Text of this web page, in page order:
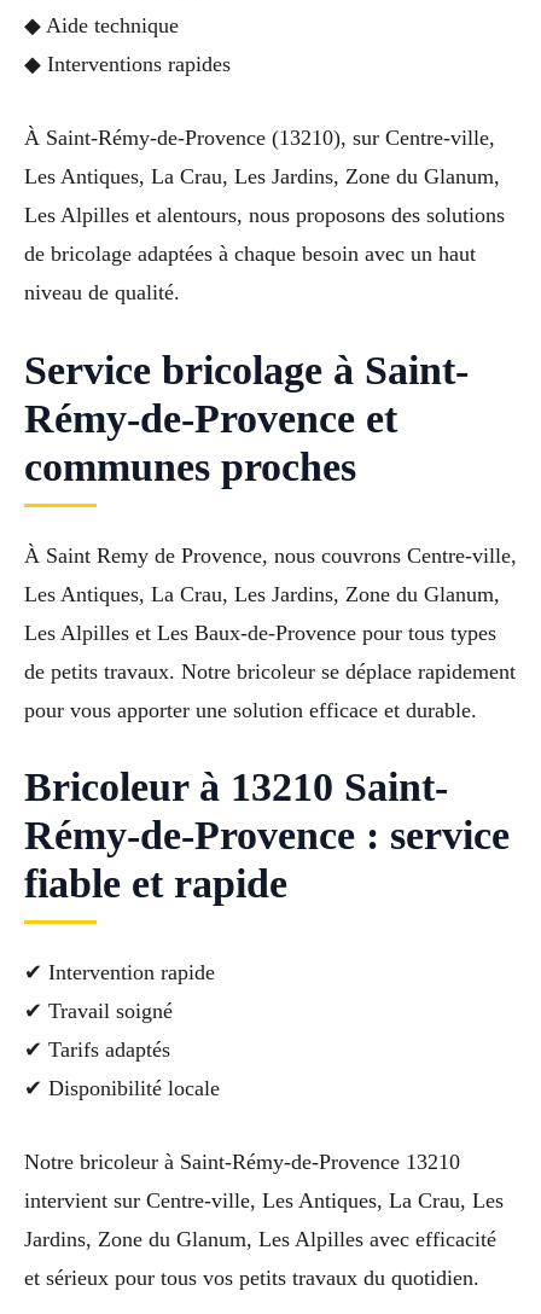
◆ Aide technique
◆ Interventions rapides
À Saint-Rémy-de-Provence (13210), sur Centre-ville,
Les Antiques, La Crau, Les Jardins, Zone du Glanum,
Les Alpilles et alentours, nous proposons des solutions
de bricolage adaptées à chaque besoin avec un haut
niveau de qualité.
Service bricolage à Saint-
Rémy-de-Provence et
communes proches
À Saint Remy de Provence, nous couvrons Centre-ville,
Les Antiques, La Crau, Les Jardins, Zone du Glanum,
Les Alpilles et Les Baux-de-Provence pour tous types
de petits travaux. Notre bricoleur se déplace rapidement
pour vous apporter une solution efficace et durable.
Bricoleur à 13210 Saint-
Rémy-de-Provence : service
fiable et rapide
✔ Intervention rapide
✔ Travail soigné
✔ Tarifs adaptés
✔ Disponibilité locale
Notre bricoleur à Saint-Rémy-de-Provence 13210
intervient sur Centre-ville, Les Antiques, La Crau, Les
Jardins, Zone du Glanum, Les Alpilles avec efficacité
et sérieux pour tous vos petits travaux du quotidien.